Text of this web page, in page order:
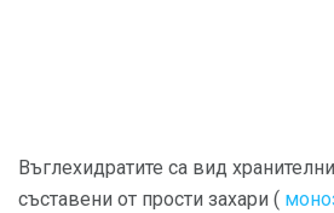
Въглехидратите са вид
съставени от прости захари (